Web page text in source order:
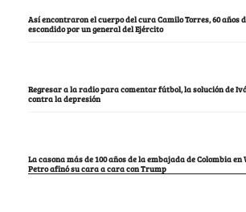
Así encontraron el cuerpo del cura Camilo Torres, 60 años
escondido por un general del Ejército
Regresar a la radio para comentar fútbol, la solución de
contra la depresión
La casona más de 100 años de la embajada de Colombia
Petro afinó su cara a cara con Trump